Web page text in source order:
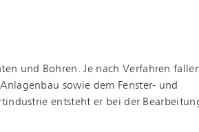
und Bohren. Je nach Verfahren
sowie dem Fenster- und
entsteht er bei der